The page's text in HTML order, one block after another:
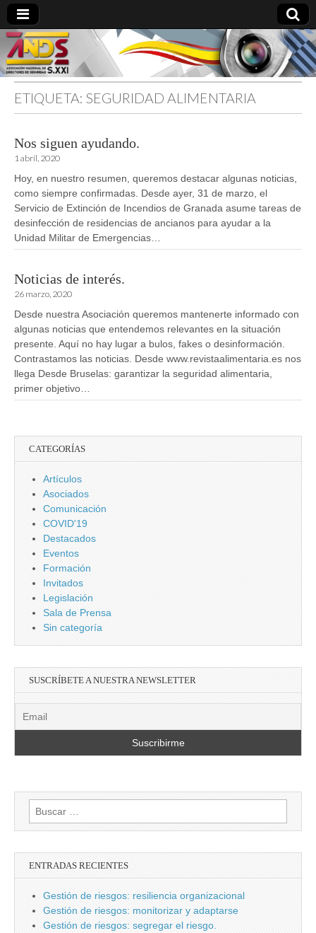
directoresdeseguridad.es
ETIQUETA: SEGURIDAD ALIMENTARIA
Nos siguen ayudando.
1 abril, 2020
Hoy, en nuestro resumen, queremos destacar algunas noticias,
como siempre confirmadas. Desde ayer, 31 de marzo, el
Servicio de Extinción de Incendios de Granada asume tareas de
desinfección de residencias de ancianos para ayudar a la
Unidad Militar de Emergencias…
Noticias de interés.
26 marzo, 2020
Desde nuestra Asociación queremos mantenerte informado con
algunas noticias que entendemos relevantes en la situación
presente. Aquí no hay lugar a bulos, fakes o desinformación.
Contrastamos las noticias. Desde www.revistaalimentaria.es nos
llega Desde Bruselas: garantizar la seguridad alimentaria,
primer objetivo…
CATEGORÍAS
Artículos
Asociados
Comunicación
COVID'19
Destacados
Eventos
Formación
Invitados
Legislación
Sala de Prensa
Sin categoría
SUSCRÍBETE A NUESTRA NEWSLETTER
Buscar:
ENTRADAS RECIENTES
Gestión de riesgos: resiliencia organizacional
Gestión de riesgos: monitorizar y adaptarse
Gestión de riesgos: segregar el riesgo.